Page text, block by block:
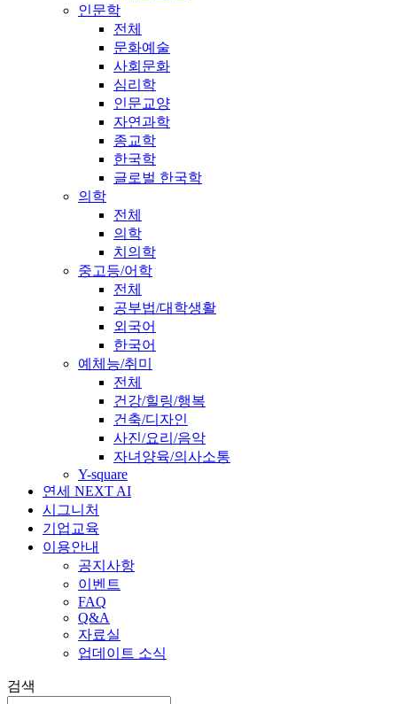
인문학
전체
문화예술
사회문화
심리학
인문교양
자연과학
종교학
한국학
글로벌 한국학
의학
전체
의학
치의학
중고등/어학
전체
공부법/대학생활
외국어
한국어
예체능/취미
전체
건강/힐링/행복
건축/디자인
사진/요리/음악
자녀양육/의사소통
Y-square
연세 NEXT AI
시그니처
기업교육
이용안내
공지사항
이벤트
FAQ
Q&A
자료실
업데이트 소식
검색